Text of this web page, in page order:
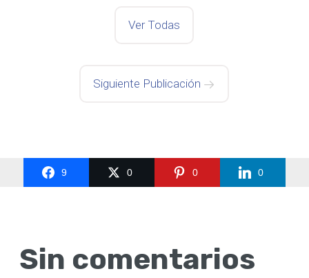
Ver Todas
Siguiente Publicación
9 0 0 0
Sin comentarios